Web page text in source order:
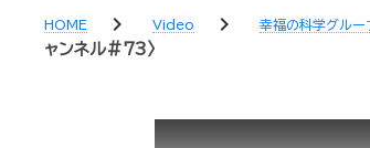
HOME chevron_right Video chevron_right 幸福の科学グルー
ャンネル#73〉